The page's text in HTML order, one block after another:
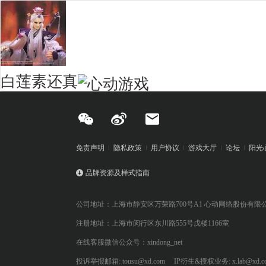
白莲素还真
免责声明 隐私政策 用户协议 游戏大厅 论坛 阳光
品牌资源及样式指南
公司地址：上海市静安区万荣路700号A1 心动网络股份有限
注册地址：上海市闵行区东川路555号戊楼1166室
在线客服微信公众号：xindong_net
投诉举报邮箱: tousu@xd.com IP衍生&授权业务: